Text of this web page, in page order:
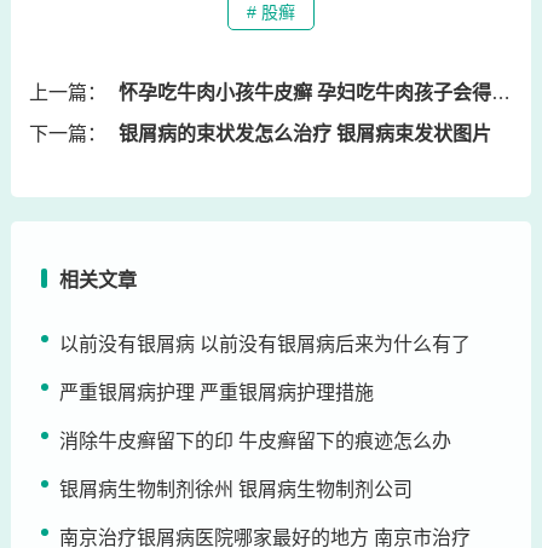
# 股癣
上一篇：
怀孕吃牛肉小孩牛皮癣 孕妇吃牛肉孩子会得牛癫疯吗
下一篇：
银屑病的束状发怎么治疗 银屑病束发状图片
相关文章
以前没有银屑病 以前没有银屑病后来为什么有了
严重银屑病护理 严重银屑病护理措施
消除牛皮癣留下的印 牛皮癣留下的痕迹怎么办
银屑病生物制剂徐州 银屑病生物制剂公司
南京治疗银屑病医院哪家最好的地方 南京市治疗